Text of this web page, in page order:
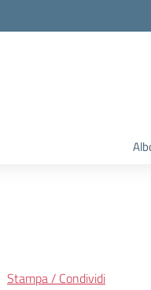
Stampa / Condividi